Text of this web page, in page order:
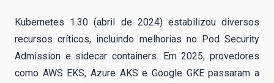
Kubernetes 1.30 (abril de 2024) estabilizou diversos
recursos críticos, incluindo melhorias no Pod Security
Admission e sidecar containers. Em 2025, provedores
como AWS EKS, Azure AKS e Google GKE passaram a